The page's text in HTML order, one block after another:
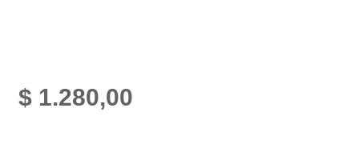
$1.280,00